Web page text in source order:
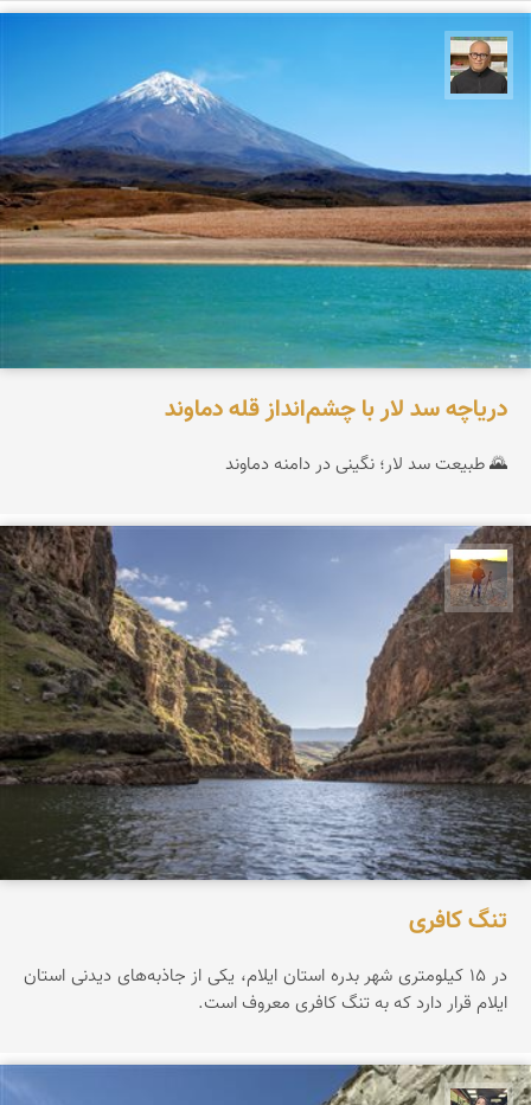
دریاچه سد لار با چشم‌انداز قله دماوند
🌄 طبیعت سد لار؛ نگینی در دامنه دماوند
مهدی مخلصیان
تنگ کافری
در ۱۵ کیلومتری شهر بدره استان ایلام، یکی از جاذبه‌های دیدنی استان
ایلام قرار دارد که به تنگ کافری معروف است.